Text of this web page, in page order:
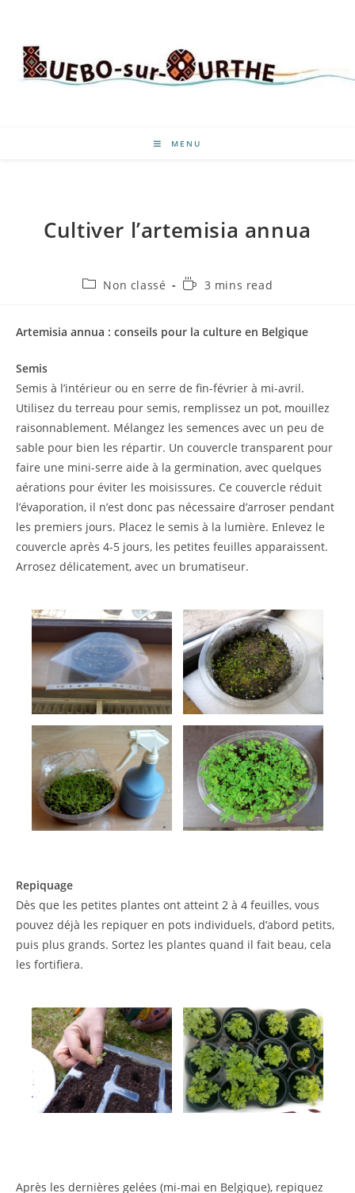
MENU
Cultiver l’artemisia annua
Non classé 3 mins read
Artemisia annua : conseils pour la culture en Belgique
Semis
Semis à l’intérieur ou en serre de fin-février à mi-avril.
Utilisez du terreau pour semis, remplissez un pot, mouillez
raisonnablement. Mélangez les semences avec un peu de
sable pour bien les répartir. Un couvercle transparent pour
faire une mini-serre aide à la germination, avec quelques
aérations pour éviter les moisissures. Ce couvercle réduit
l’évaporation, il n’est donc pas nécessaire d’arroser pendant
les premiers jours. Placez le semis à la lumière. Enlevez le
couvercle après 4-5 jours, les petites feuilles apparaissent.
Arrosez délicatement, avec un brumatiseur.
Repiquage
Dès que les petites plantes ont atteint 2 à 4 feuilles, vous
pouvez déjà les repiquer en pots individuels, d’abord petits,
puis plus grands. Sortez les plantes quand il fait beau, cela
les fortifiera.
Après les dernières gelées (mi-mai en Belgique), repiquez